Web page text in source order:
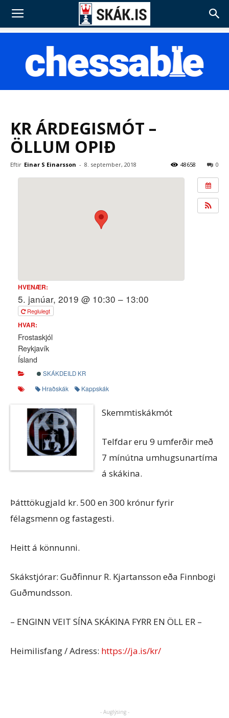
KR ÁRDEGISMÓT –
ÖLLUM OPIÐ
Eftir Einar S Einarsson - 8. september, 2018 0
48658
HVENÆR:
5. janúar, 2019 @ 10:30 – 13:00
Reglulegt
HVAR:
Frostaskjól
Reykjavík
Ísland
SKÁKDEILD KR
Hraðskák Kappskák
Skemmtiskákmót
Telfdar eru 9 umferðir með
7 mínútna umhugsunartíma
á skákina.
Þátttökugjald kr. 500 en 300 krónur fyrir
félagsmenn og fastagesti.
Heitt á könnunni.
Skákstjórar: Guðfinnur R. Kjartansson eða Finnbogi
Guðmundsson.
– ENGINN VEIT SÍNA SKÁKINA FYRR EN ÖLL ER –
Heimilisfang / Adress: https://ja.is/kr/
- Auglýsing -